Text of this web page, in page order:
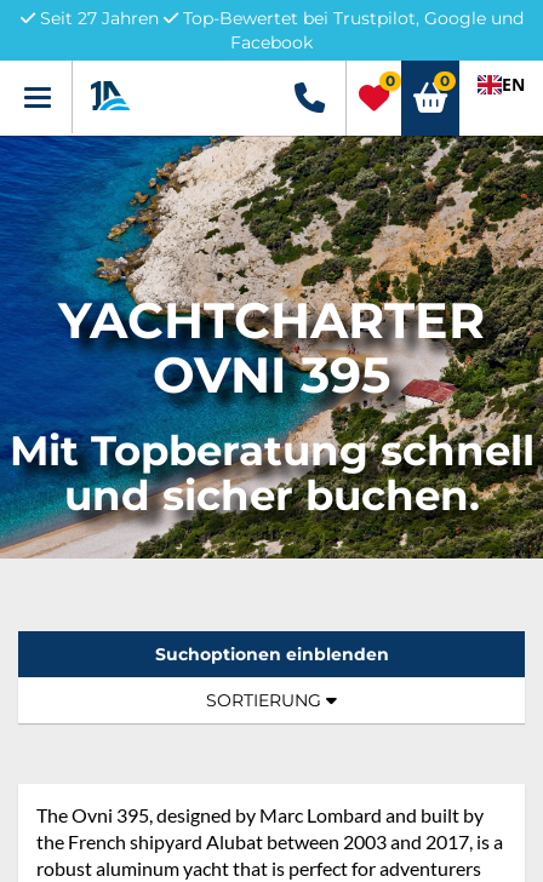
Seit 27 Jahren
Top-Bewertet bei Trustpilot, Google und
Facebook
Menü +49 5741 3222690
0 0 EN
YACHTCHARTER
OVNI 395
Mit Topberatung schnell
und sicher buchen.
Suchoptionen einblenden
TOGGLE NAVIGATION
SORTIERUNG
The Ovni 395, designed by Marc Lombard and built by
the French shipyard Alubat between 2003 and 2017, is a
robust aluminum yacht that is perfect for adventurers